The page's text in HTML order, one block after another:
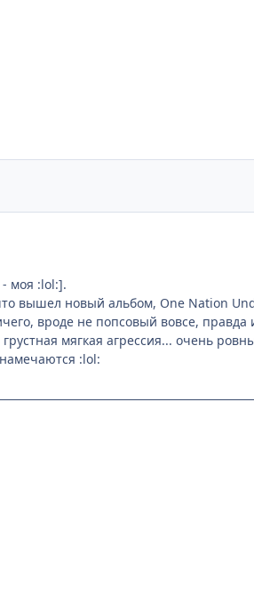
- моя :lol:].
вышел новый альбом, One Nation
вроде не попсовый вовсе, правда
мягкая агрессия... очень
:lol: